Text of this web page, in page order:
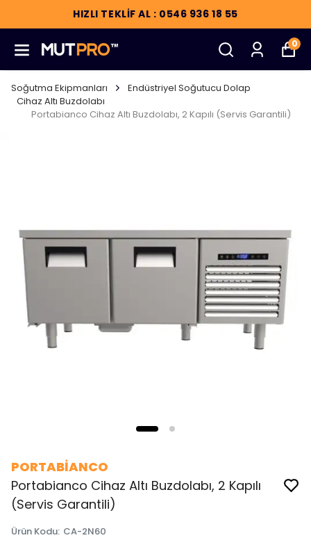
HIZLI TEKLİF AL : 0546 936 18 55
0
Soğutma Ekipmanları
Endüstriyel Soğutucu Dolap
Cihaz Altı Buzdolabı
Portabianco Cihaz Altı Buzdolabı, 2 Kapılı (Servis Garantili)
PORTABİANCO
Portabianco Cihaz Altı Buzdolabı, 2 Kapılı
(Servis Garantili)
Ürün Kodu: CA-2N60